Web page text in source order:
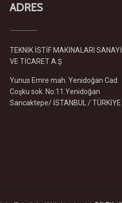
ADRES
TEKNİK İSTİF MAKİNALARI SANAYİ
VE TİCARET A.Ş
Yunus Emre mah. Yenidoğan Cad.
Coşku sok. No:11.Yenidoğan
Sancaktepe/ İSTANBUL / TÜRKİYE